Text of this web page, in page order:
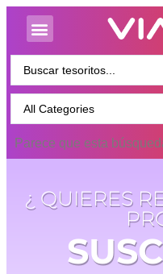
Parece que esta
¿ QUIERES